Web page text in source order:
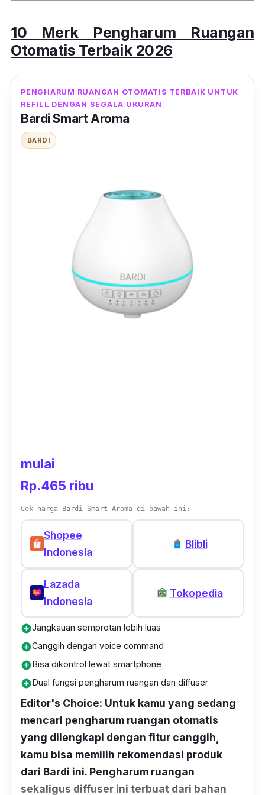
10 Merk Pengharum Ruangan
Otomatis Terbaik 2026
PENGHARUM RUANGAN OTOMATIS TERBAIK UNTUK
REFILL DENGAN SEGALA UKURAN
Bardi Smart Aroma
BARDI
mulai
Rp.465 ribu
Cek harga Bardi Smart Aroma di bawah ini:
Shopee
Indonesia
Blibli
Lazada
Indonesia
Tokopedia
add_circleJangkauan semprotan lebih luas
add_circleCanggih dengan voice command
add_circleBisa dikontrol lewat smartphone
add_circleDual fungsi pengharum ruangan dan diffuser
Editor's Choice: Untuk kamu yang sedang
mencari pengharum ruangan otomatis
yang dilengkapi dengan fitur canggih,
kamu bisa memilih rekomendasi produk
dari Bardi ini. Pengharum ruangan
sekaligus diffuser ini terbuat dari bahan